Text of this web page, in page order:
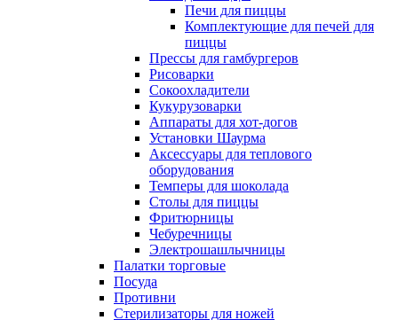
Печи для пиццы
Комплектующие для печей для
пиццы
Прессы для гамбургеров
Рисоварки
Сокоохладители
Кукурузоварки
Аппараты для хот-догов
Установки Шаурма
Аксессуары для теплового
оборудования
Темперы для шоколада
Столы для пиццы
Фритюрницы
Чебуречницы
Электрошашлычницы
Палатки торговые
Посуда
Противни
Стерилизаторы для ножей